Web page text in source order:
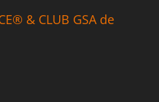
& CLUB GSA de